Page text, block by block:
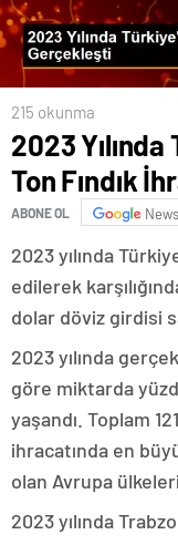
215 okunma
2023 Yılında
Ton Fındık
ABONE OL News
2023 yılında
edilerek
dolar döviz girdisi
2023 yılında
göre miktarda
yaşandı. Toplam
ihracatında en
olan Avrupa ülkeleri
2023 yılında